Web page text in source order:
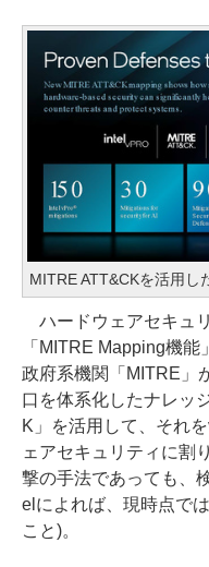
MITRE ATT&CKを活用
ハードウェアセキュ
「MITRE Mapping機
政府系機関「MITRE」
口を体系化したナレッ
K」を活用して、それ
ェアセキュリティに割
撃の手法であっても、
elによれば、現時点で
こと)。